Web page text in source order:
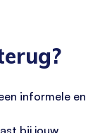
informele en